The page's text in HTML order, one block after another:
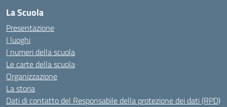
La Scuola
Presentazione
I luoghi
I numeri della scuola
Le carte della scuola
Organizzazione
La storia
Dati di contatto del Responsabile della protezione dei dati (RPD)